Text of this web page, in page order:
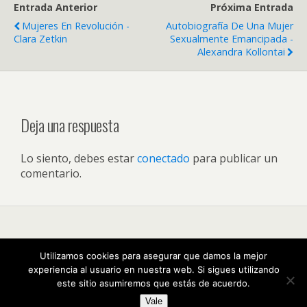
Entrada Anterior
Mujeres En Revolución -
Clara Zetkin
Próxima Entrada
Autobiografía De Una Mujer
Sexualmente Emancipada -
Alexandra Kollontai
Deja una respuesta
Lo siento, debes estarconectado para publicar un
comentario.
Móvil Escritorio
Utilizamos cookies para asegurar que damos la mejor
experiencia al usuario en nuestra web. Si sigues utilizando
este sitio asumiremos que estás de acuerdo.
Vale